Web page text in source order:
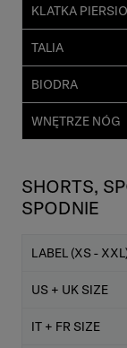
KLATKA
TALIA
BIODRA
WNĘTRZE NÓG
SHORTS,
SPODNIE
LABEL (XS -
US + UK SIZE
IT + FR SIZE